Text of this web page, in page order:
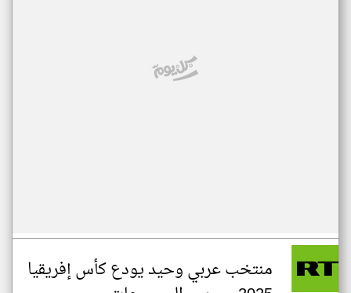
منتخب عربي وحيد يودع كأس إفريقيا